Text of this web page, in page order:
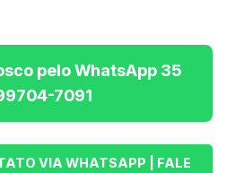
pelo WhatsApp 35
7091